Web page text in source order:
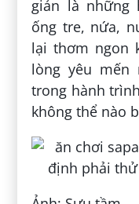
giản là những
ống tre, nứa,
lại thơm ngon
lòng yêu mến
trong hành
không thể nào